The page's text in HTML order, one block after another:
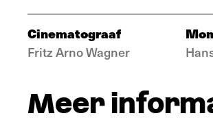
Cinematograaf
Fritz Arno Wagner
Meer